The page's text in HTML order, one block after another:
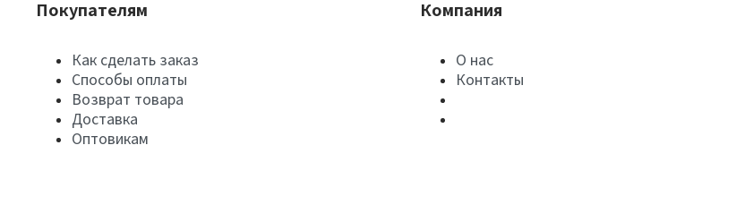
Покупателям
Как сделать заказ
Способы оплаты
Возврат товара
Доставка
Оптовикам
Компания
О нас
Контакты